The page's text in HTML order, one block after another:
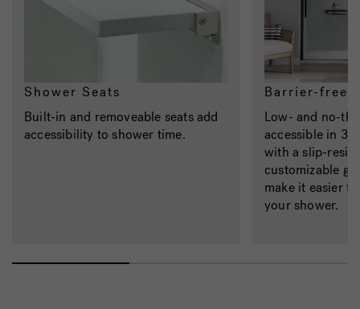
Shower Seats
Built-in and removeable seats add
accessibility to shower time.
Barrier-free
Low- and no-
accessible in
with a slip-
customizable
make it easier
your shower.